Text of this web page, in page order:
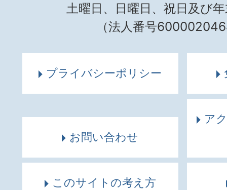
土曜日、日曜日、祝日及び
（法人番号
プライバシーポリシー
お問い合わせ
ア
このサイトの考え方